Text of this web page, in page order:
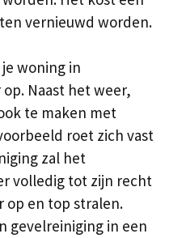
vernieuwd worden.
woning in
Naast het weer,
te maken met
roet zich vast
zal het
volledig tot zijn recht
op en top stralen.
gevelreiniging in een